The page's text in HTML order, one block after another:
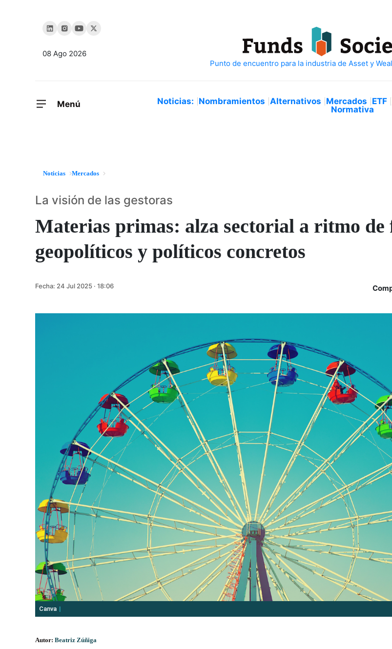
08 Ago 2026
Menú Noticias: Nombramientos Alternativos Mercados ETF
Normativa
Noticias Mercados
Materias primas: alza sectorial a ritmo de
geopolíticos y políticos concretos
La visión de las gestoras
Fecha: 24 Jul 2025 · 18:06
Canva
Autor: Beatriz Zúñiga